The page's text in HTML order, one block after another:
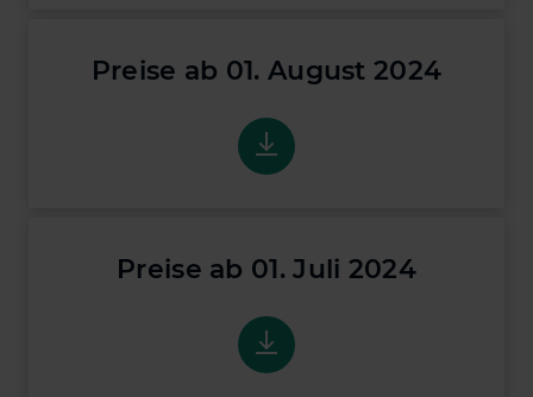
Preise ab 01. August 2024
Preise ab 01. August 2024
Preise ab 01. Juli 2024
Preise ab 01. Juli 2024